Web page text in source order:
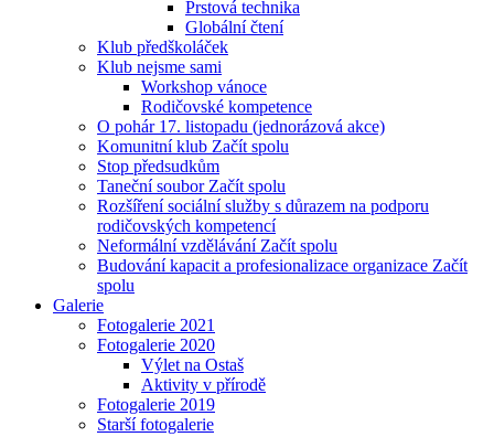
Prstová technika
Globální čtení
Klub předškoláček
Klub nejsme sami
Workshop vánoce
Rodičovské kompetence
O pohár 17. listopadu (jednorázová akce)
Komunitní klub Začít spolu
Stop předsudkům
Taneční soubor Začít spolu
Rozšíření sociální služby s důrazem na podporu
rodičovských kompetencí
Neformální vzdělávání Začít spolu
Budování kapacit a profesionalizace organizace Začít
spolu
Galerie
Fotogalerie 2021
Fotogalerie 2020
Výlet na Ostaš
Aktivity v přírodě
Fotogalerie 2019
Starší fotogalerie